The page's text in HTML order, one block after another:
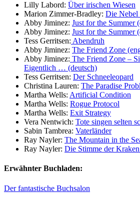
Lilly Labord: Über irischen Wiesen
Marion Zimmer-Bradley: Die Nebel
Abby Jiminez: Just for the Summer
Abby Jiminez: Just for the Summer
Tess Gerritsen: Abendruh
Abby Jiminez: The Friend Zone
Abby Jiminez: The Friend Zone –
Eigentlich … (deutsch)
Tess Gerritsen: Der Schneeleopard
Christina Lauren: The Paradise
Martha Wells: Artificial Condition
Martha Wells: Rogue Protocol
Martha Wells: Exit Strategy
Vera Nentwich: Tote singen selten
Sabin Tambrea: Vaterländer
Ray Nayler: The Mountain in the
Ray Nayler: Die Stimme der
Erwähnter Buchladen:
Der fantastische Buchsalon